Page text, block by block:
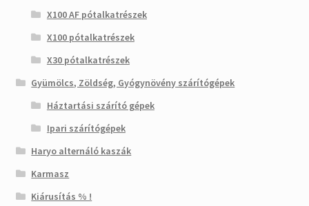
X100 AF pótalkatrészek
X100 pótalkatrészek
X30 pótalkatrészek
Gyümölcs, Zöldség, Gyógynövény szárítógépek
Háztartási szárító gépek
Ipari szárítógépek
Haryo alternáló kaszák
Karmasz
Kiárusítás % !